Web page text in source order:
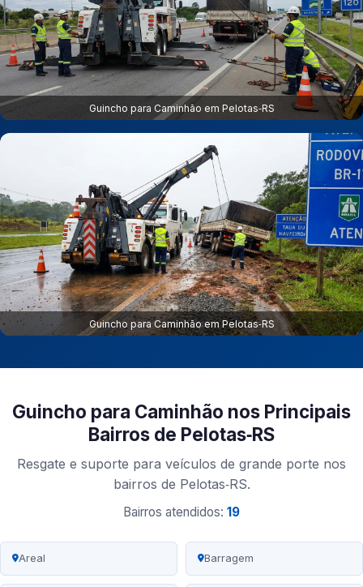
Guincho para Caminhão em Pelotas‑RS
Guincho para Caminhão em Pelotas‑RS
Guincho para Caminhão nos Principais
Bairros de Pelotas‑RS
Resgate e suporte para veículos de grande porte nos
bairros de Pelotas‑RS.
Bairros atendidos: 19
Areal Barragem